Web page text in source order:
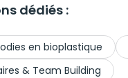
dédiés :
en bioplastique
& Team Building